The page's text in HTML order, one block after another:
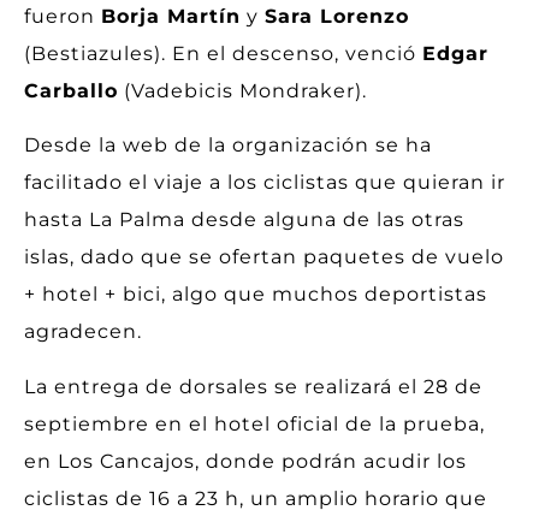
fueron Borja Martín y Sara Lorenzo
(Bestiazules). En el descenso, venció Edgar
Carballo (Vadebicis Mondraker).
Desde la web de la organización se ha
facilitado el viaje a los ciclistas que quieran ir
hasta La Palma desde alguna de las otras
islas, dado que se ofertan paquetes de vuelo
+ hotel + bici, algo que muchos deportistas
agradecen.
La entrega de dorsales se realizará el 28 de
septiembre en el hotel oficial de la prueba,
en Los Cancajos, donde podrán acudir los
ciclistas de 16 a 23 h, un amplio horario que